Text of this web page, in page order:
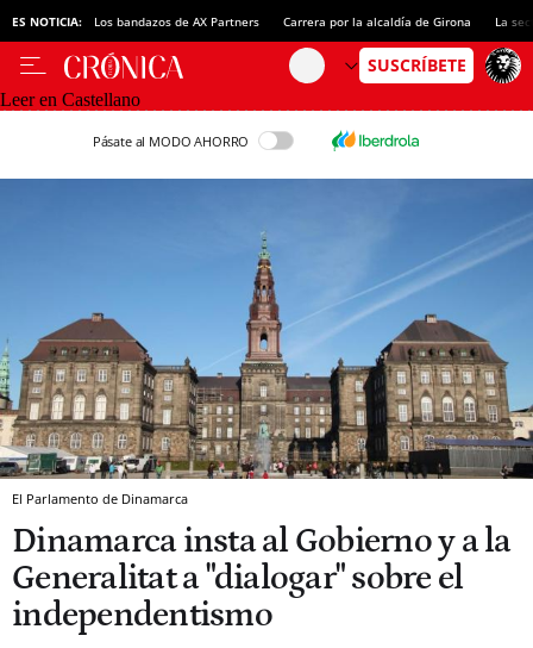
ES NOTICIA: Los bandazos de AX Partners Carrera por la alcaldía de Girona La
Leer en Castellano
Pásate al MODO AHORRO
El Parlamento de Dinamarca
Dinamarca insta al Gobierno y a la
Generalitat a "dialogar" sobre el
independentismo